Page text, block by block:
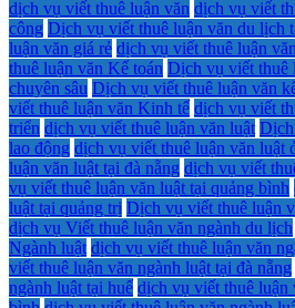
dịch vụ viết thuê luận văn dịch vụ viết
công Dịch vụ viết thuê luận văn du lịch
luận văn giá rẻ dịch vụ viết thuê luận
thuê luận văn Kế toán Dịch vụ viết thuê
chuyên sâu Dịch vụ viết thuê luận văn
viết thuê luận văn Kinh tế dịch vụ viết
triển dịch vụ viết thuê luận văn luật
lao động dịch vụ viết thuê luận văn luật
luận văn luật tại đà nẵng dịch vụ viết
vụ viết thuê luận văn luật tại quảng bình
luật tại quảng trị Dịch vụ viết thuê luận
dịch vụ Viết thuê luận văn ngành du lịch
Ngành luật dịch vụ viết thuê luận văn
viết thuê luận văn ngành luật tại đà nẵng
ngành luật tại huế dịch vụ viết thuê luận